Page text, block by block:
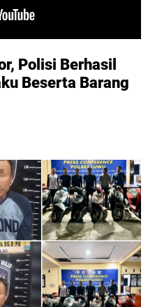
Polisi Berhasil
Beserta Barang